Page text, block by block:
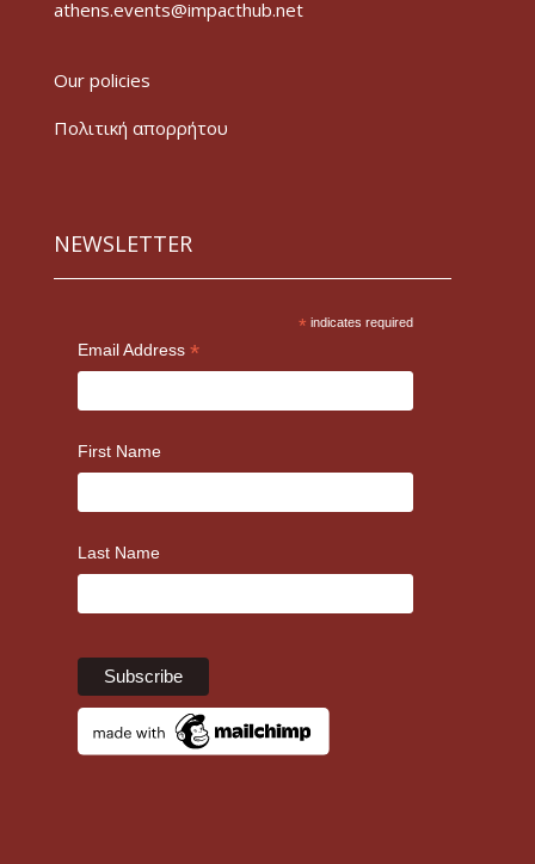
athens.events@impacthub.net
Our policies
Πολιτική απορρήτου
NEWSLETTER
* indicates required
Email Address *
First Name
Last Name